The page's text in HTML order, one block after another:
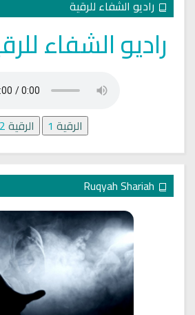
راديو الشفاء للرقية
راديو الشفاء
الرقية 1 الرقية2